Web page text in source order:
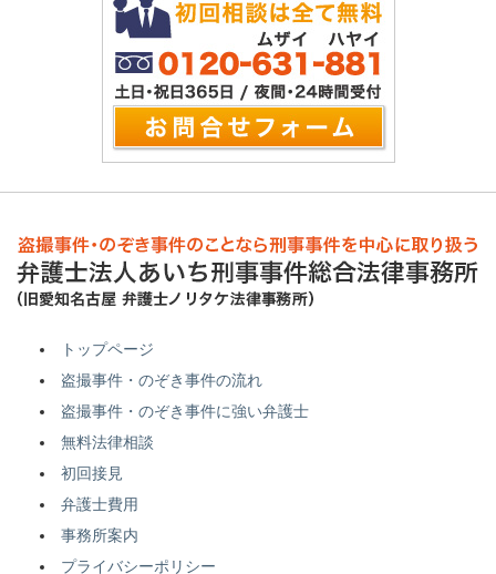
トップページ
盗撮事件・のぞき事件の流れ
盗撮事件・のぞき事件に強い弁護士
無料法律相談
初回接見
弁護士費用
事務所案内
プライバシーポリシー